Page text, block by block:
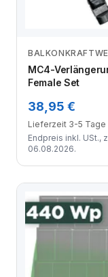
MC4-
Female Set
38,95 €
Lieferzeit 3-5 Tage
Endpreis inkl. USt.,
06.08.2026.